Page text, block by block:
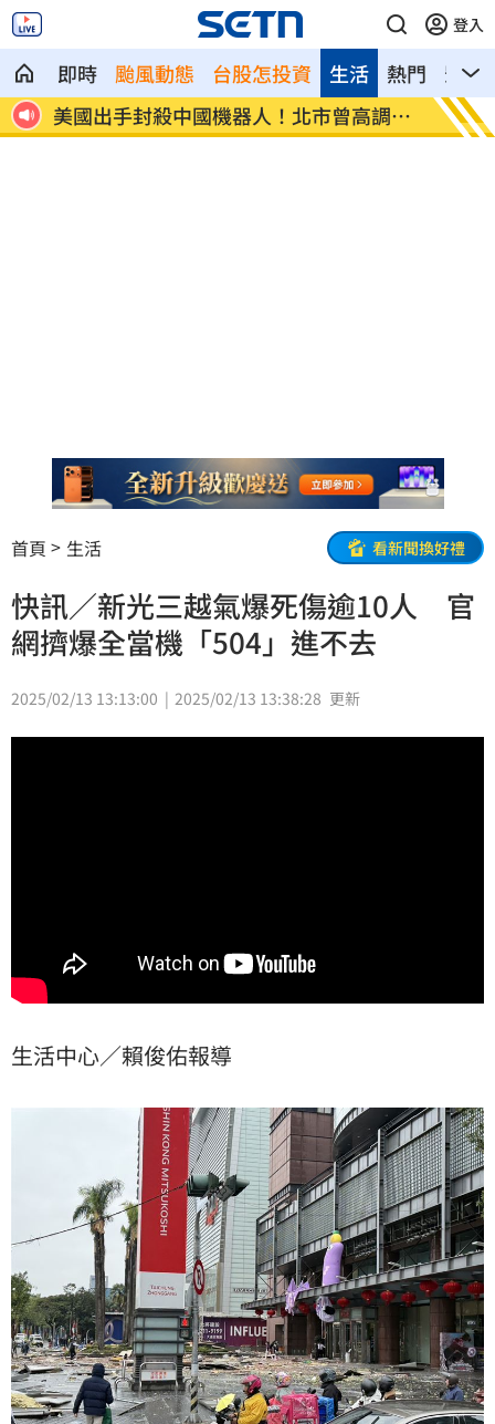
登入
即時 颱風動態 台股怎投資 熱門 影音
生活
引
初來富邦最熟張育成 瑪帝斯：打電玩用
過
車站
狼
首頁 生活 看新聞換好禮
快訊／新光三越氣爆死傷逾10人 官
網擠爆全當機「504」進不去
2025/02/13 13:13:00 2025/02/13 13:38:28 更新
生活中心／賴俊佑報導